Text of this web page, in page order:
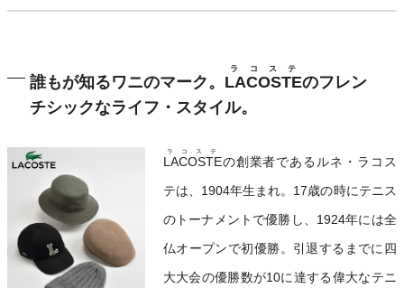
誰もが知るワニのマーク。 LACOSTE
ラコステ
のフレン
チシックなライフ・スタイル。
LACOSTE
ラコステ
の創業者であるルネ・ラコス
テは、1904年生まれ。17歳の時にテニス
のトーナメントで優勝し、1924年には全
仏オープンで初優勝。引退するまでに四
大大会の優勝数が10に達する偉大なテニ